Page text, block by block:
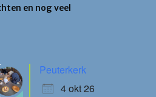
en nog veel
Peuterkerk
4 okt 26